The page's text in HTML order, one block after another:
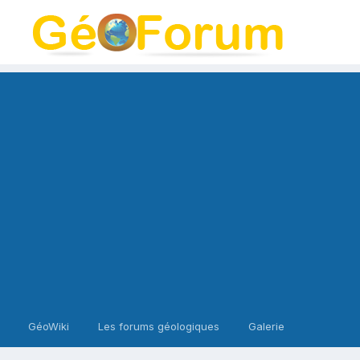
GéoWiki Les forums géologiques Galerie